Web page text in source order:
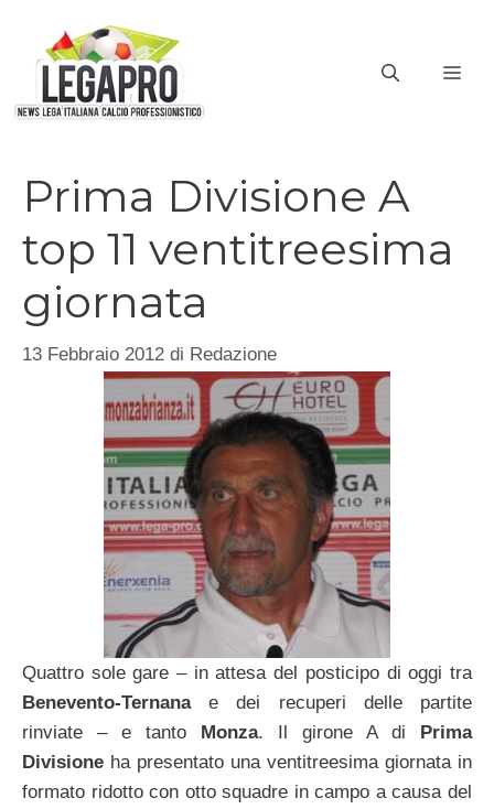
contenuto
Prima Divisione A
top 11 ventitreesima
giornata
13 Febbraio 2012 di Redazione
Quattro sole gare – in attesa del posticipo di oggi tra
Benevento-Ternanae dei recuperi delle partite
rinviate – e tanto Monza. Il girone A di Prima
Divisione ha presentato una ventitreesima giornata in
formato ridotto con otto squadre in campo a causa del